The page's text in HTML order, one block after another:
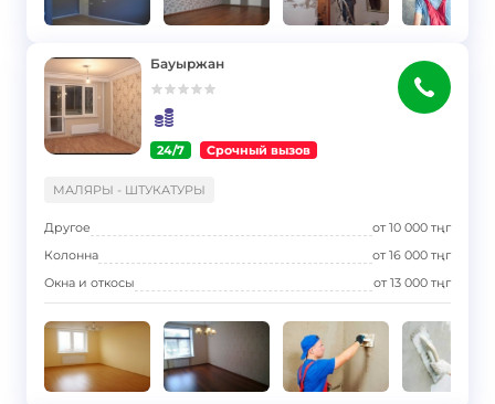
Бауыржан
24/7 Срочный вызов
МАЛЯРЫ - ШТУКАТУРЫ
Другое от10 000 тңг
Колонна
от16 000 тңг
Окна и откосы
от13 000 тңг